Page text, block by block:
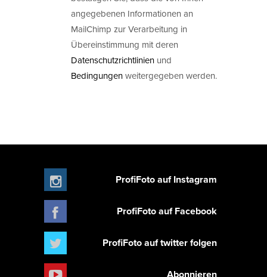
angegebenen Informationen an
MailChimp zur Verarbeitung in
Übereinstimmung mit deren
Datenschutzrichtlinien und
Bedingungenweitergegeben werden.
ProfiFoto auf Instagram
ProfiFoto auf Facebook
ProfiFoto auf twitter folgen